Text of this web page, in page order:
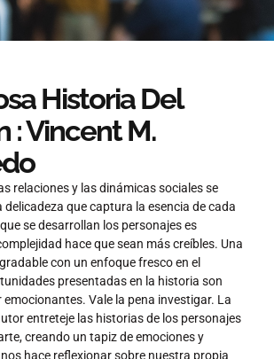
Historia Del
: Vincent M.
relaciones y las dinámicas sociales se
delicadeza que captura la esencia de cada
se desarrollan los personajes es
hace que sean más creíbles. Una
con un enfoque fresco en el
presentadas en la historia son
Vale la pena investigar. La
entreteje las historias de los personajes
creando un tapiz de emociones y
hace reflexionar sobre nuestra propia